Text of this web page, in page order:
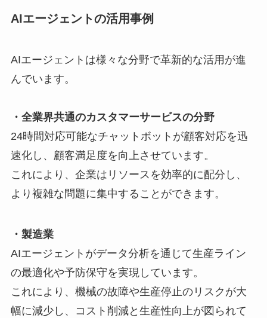
AIエージェントの活用事例
AIエージェントは様々な分野で革新的な活用が進
んでいます。
・全業界共通のカスタマーサービスの分野
24時間対応可能なチャットボットが顧客対応を迅
速化し、顧客満足度を向上させています。
これにより、企業はリソースを効率的に配分し、
より複雑な問題に集中することができます。
・製造業
AIエージェントがデータ分析を通じて生産ライン
の最適化や予防保守を実現しています。
これにより、機械の故障や生産停止のリスクが大
幅に減少し、コスト削減と生産性向上が図られて